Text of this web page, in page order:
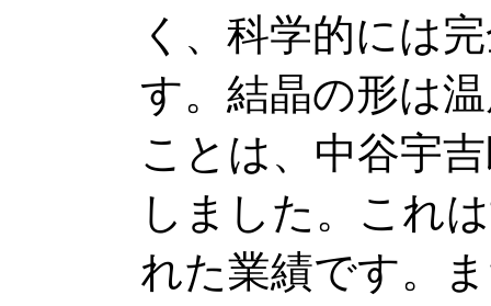
く、科学的には
す。結晶の形は
ことは、中谷宇
しました。これ
れた業績です。